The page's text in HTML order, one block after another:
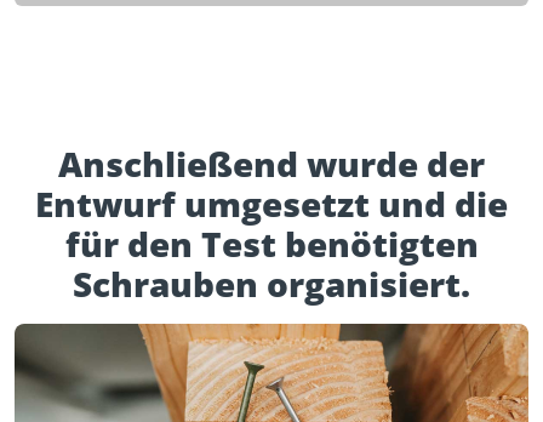
Anschließend wurde der
Entwurf umgesetzt und die
für den Test benötigten
Schrauben organisiert.